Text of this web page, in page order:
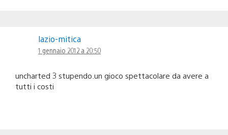
lazio-mitica
1 gennaio 2012 a 20:50
uncharted 3 stupendo.un gioco spettacolare da avere a
tutti i costi